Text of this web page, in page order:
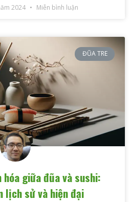
2024 Miễn bình luận
ĐŨA TRE
hóa giữa đũa và sushi:
lịch sử và hiện đại